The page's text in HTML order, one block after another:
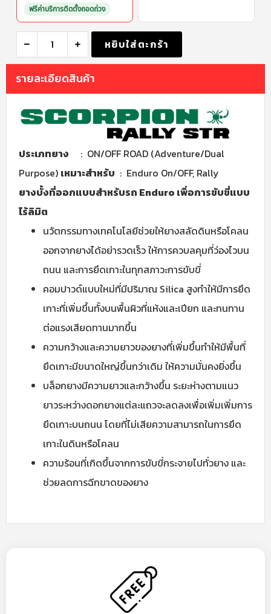
ฟรีค่าบริการติดตั้งถอดถ่วง
หยิบใส่ตะกร้า
รายละเอียดสินค้า
ประเภทยาง
: ON/OFF ROAD (Adventure/Dual
Purpose) เหมาะสำหรับ : Enduro On/OFF, Rally
ยางบั้งที่ออกแบบสำหรับรถ Enduro เพื่อการขับขี่แบบ
ไร้ลิมิต
นวัตกรรมทางเทคโนโลยีช่วยให้ยางสลัดดินหรือโคลน
ออกจากยางได้อย่ารวดเร็ว ให้การควบลคุมที่ว่องไวบน
ถนน และการยึดเกาะในทุกสภาวะการขับขี่
คอมปาวด์แบบใหม่ที่มีปริมาณ Silica สูงทำให้มีการยึด
เกาะที่เพิ่มขึ้นทั้งบนพื้นผิวที่แห้งและเปียก และทนทาน
ต่อแรงเสียดทานมากขึ้น
ความกว้างและความยาวของยางที่เพิ่มขึ้นทำให้มีพื้นที่
ยึดเกาะมีขนาดใหญ่ขึ้นกว่าเดิม ให้ความมั่นคงยิ่งขึ้น
บล็อกยางมีความยาวและกว้างขึ้น ระยะห่างตามแนว
ยาวระหว่างดอกยางแต่ละแถวจะลดลงเพื่อเพิ่มเพิ่มการ
ยึดเกาะบนถนน โดยที่ไม่เสียความสามารถในการยึด
เกาะในดินหรือโคลน
ความร้อนที่เกิดขึ้นจากการขับขี่กระจายไปทั่วยาง และ
ช่วยลดการฉีกขาดของยาง